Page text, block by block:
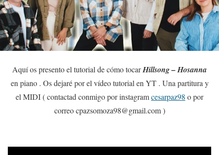
Aquí os presento el tutorial de cómo tocarHillsong – Hosanna
en piano . Os dejaré por el vídeo tutorial en YT . Una partitura y
el MIDI ( contactad conmigo por instagramcesarpaz98 o por
correo cpazsomoza98@gmail.com )